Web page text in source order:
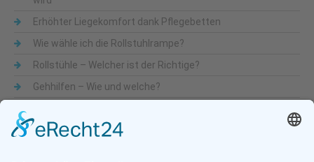
Erhöhter Liegekomfort dank Pflegebetten
Wie wähle ich die Rollstuhlrampe?
Rollstühle – Welcher ist der Richtige?
Gehhilfen – Wie und welche?